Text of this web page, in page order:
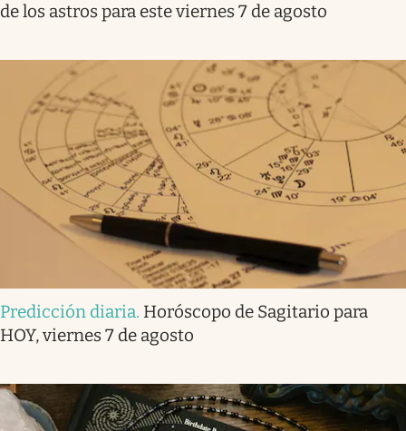
de los astros para este viernes 7 de agosto
Predicción diaria. Horóscopo de Sagitario para
HOY, viernes 7 de agosto